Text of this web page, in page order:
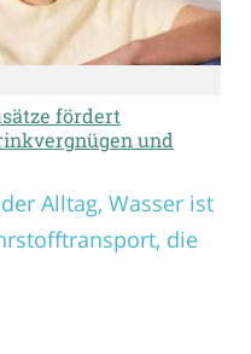
fördert
und
Alltag, Wasser ist
die